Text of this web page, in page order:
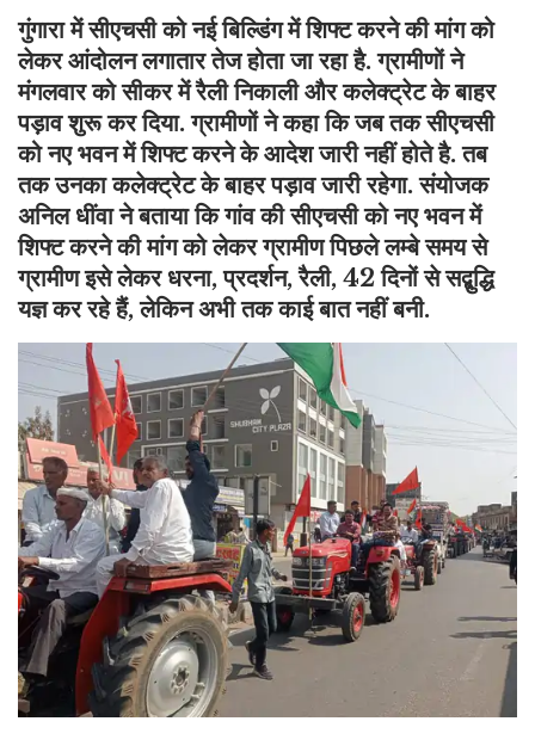
गुंगारा में सीएचसी को नई बिल्डिंग में शिफ्ट करने की मांग को
लेकर आंदोलन लगातार तेज होता जा रहा है. ग्रामीणों ने
मंगलवार को सीकर में रैली निकाली और कलेक्ट्रेट के बाहर
पड़ाव शुरू कर दिया. ग्रामीणों ने कहा कि जब तक सीएचसी
को नए भवन में शिफ्ट करने के आदेश जारी नहीं होते है. तब
तक उनका कलेक्ट्रेट के बाहर पड़ाव जारी रहेगा. संयोजक
अनिल धींवा ने बताया कि गांव की सीएचसी को नए भवन में
शिफ्ट करने की मांग को लेकर ग्रामीण पिछले लम्बे समय से
ग्रामीण इसे लेकर धरना, प्रदर्शन, रैली, 42 दिनों से सद्बुद्धि
यज्ञ कर रहे हैं, लेकिन अभी तक काई बात नहीं बनी.